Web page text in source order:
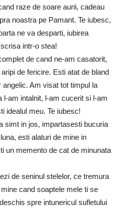
raze de soare aurii, cadeau
noastra pe Pamant. Te iubesc,
ne va desparti, iubirea
intr-o stea!
de cand ne-am casatorit,
de fericire. Esti atat de bland
Am visat tot timpul la
l-am intalnit, l-am cucerit si l-am
idealul meu. Te iubesc!
simt in jos, impartasesti bucuria
esti alaturi de mine in
un memento de cat de minunata
de seninul stelelor, ce tremura
cand soaptele mele ti se
spre intunericul sufletului